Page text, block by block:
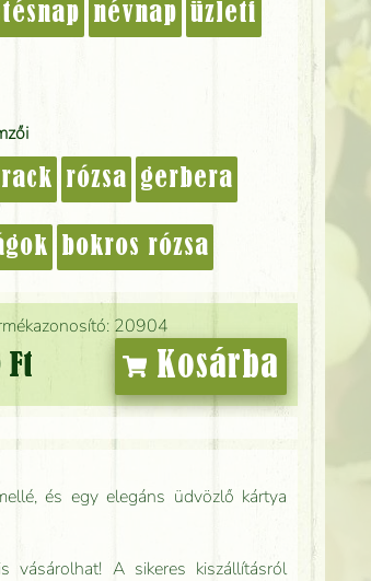
20904
Ft Kosárba
névnap üzleti
rózsa gerbera
bokros rózsa
és egy elegáns üdvözlő kártya
vásárolhat! A sikeres kiszállításról